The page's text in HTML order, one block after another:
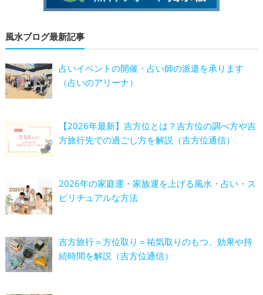
風水ブログ最新記事
占いイベントの開催・占い師の派遣を承ります
（占いのアリーナ）
【2026年最新】吉方位とは？吉方位の調べ方や吉
方旅行先での過ごし方を解説（吉方位通信）
2026年の家庭運・家族運を上げる風水・占い・ス
ピリチュアルな方法
吉方旅行＝方位取り＝祐気取りのもつ、効果や持
続時間を解説（吉方位通信）